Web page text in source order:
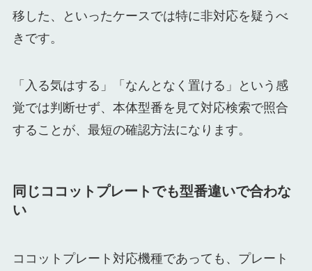
移した、といったケースでは特に非対応を疑うべ
きです。
「入る気はする」「なんとなく置ける」という感
覚では判断せず、本体型番を見て対応検索で照合
することが、最短の確認方法になります。
同じココットプレートでも型番違いで合わな
い
ココットプレート対応機種であっても、プレート